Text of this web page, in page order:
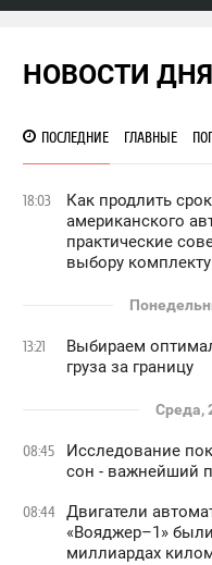
НОВОСТИ ДНЯ
ПОСЛЕДНИЕ ГЛАВНЫЕ
18:03
Как продлить
американского
практические
выбору
13:21
Выбираем
груза за границу
Среда,
08:45
Исследование
сон - важнейший
08:44
Двигатели
«Вояджер–1»
миллиардах